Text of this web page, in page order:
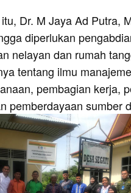
Dr. M Jaya Ad Putra,
diperlukan
nelayan dan rumah
tentang ilmu
pembagian kerja,
pemberdayaan sumber